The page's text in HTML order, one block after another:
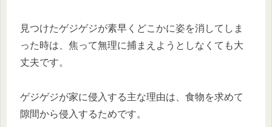
見つけたゲジゲジが素早くどこかに姿を消してしま
った時は、焦って無理に捕まえようとしなくても大
丈夫です。
ゲジゲジが家に侵入する主な理由は、食物を求めて
隙間から侵入するためです。